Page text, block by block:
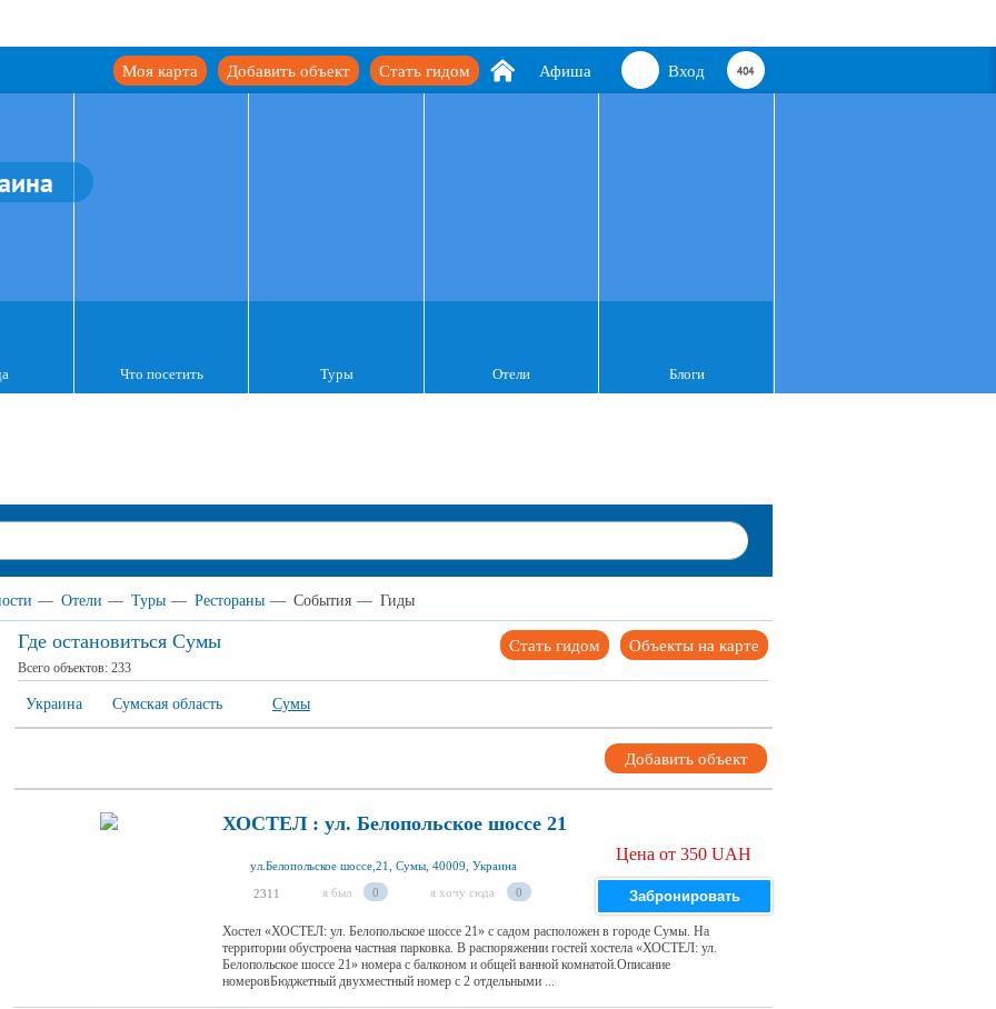
Вход
Афиша
Стать гидом
Добавить объект
Моя карта
Что посетить Туры Отели Блоги
— Отели — Туры — Рестораны — События — Гиды
Где остановиться Сумы Объекты на карте
Стать гидом
Всего объектов: 233
Украина Сумская область Сумы
Добавить объект
ХОСТЕЛ : ул. Белопольское шоссе 21
ул.Белопольское шоссе,21, Сумы, 40009, Украина
2311 я был 0 я хочу сюда 0
Цена от 350 UAH
Забронировать
Хостел «ХОСТЕЛ: ул. Белопольское шоссе 21» с садом расположен в городе Сумы. На
территории обустроена частная парковка. В распоряжении гостей хостела «ХОСТЕЛ: ул.
Белопольское шоссе 21» номера с балконом и общей ванной комнатой.Описание
номеровБюджетный двухместный номер с 2 отдельными ...